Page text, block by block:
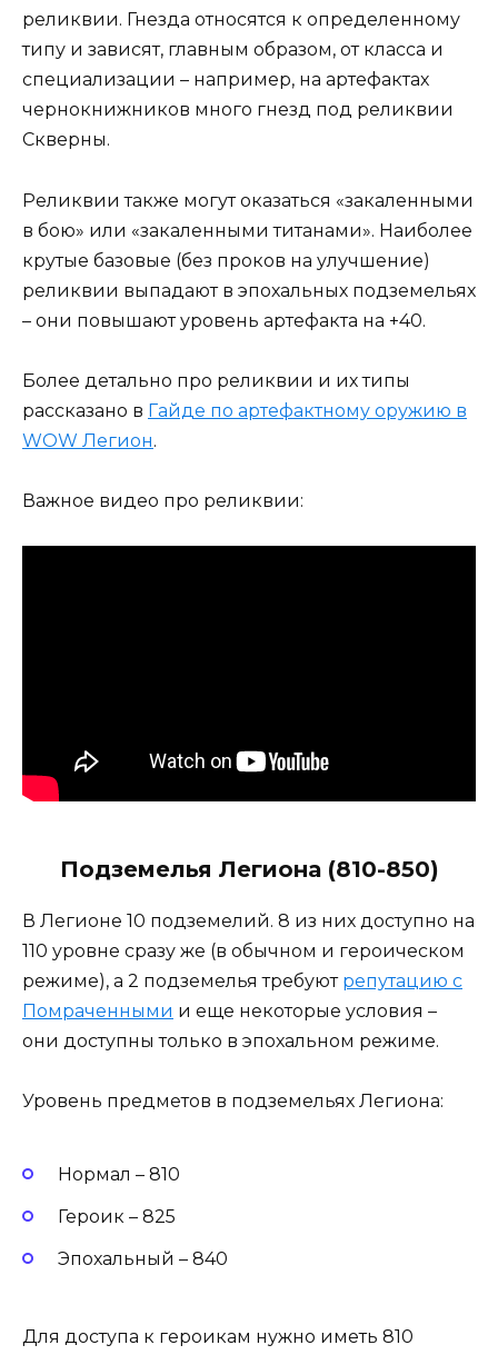
реликвии. Гнезда относятся к определенному
типу и зависят, главным образом, от класса и
специализации – например, на артефактах
чернокнижников много гнезд под реликвии
Скверны.
Реликвии также могут оказаться «закаленными
в бою» или «закаленными титанами». Наиболее
крутые базовые (без проков на улучшение)
реликвии выпадают в эпохальных подземельях
– они повышают уровень артефакта на +40.
Более детально про реликвии и их типы
рассказано в Гайде по артефактному оружию в
WOW Легион.
Важное видео про реликвии:
Подземелья Легиона (810-850)
В Легионе 10 подземелий. 8 из них доступно на
110 уровне сразу же (в обычном и героическом
режиме), а 2 подземелья требуют репутацию с
Помраченными и еще некоторые условия –
они доступны только в эпохальном режиме.
Уровень предметов в подземельях Легиона:
Нормал – 810
Героик – 825
Эпохальный – 840
Для доступа к героикам нужно иметь 810